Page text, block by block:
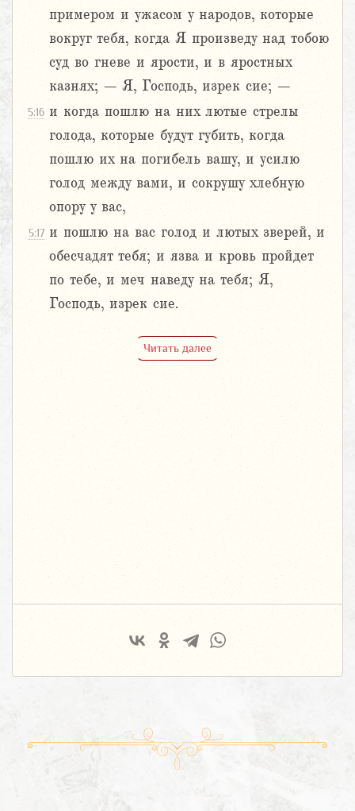
примером и ужасом у народов, которые
вокруг тебя, когда Я произведу над тобою
суд во гневе и ярости, и в яростных
казнях; – Я, Господь, изрек сие; –
5:16 и когда пошлю на них лютые стрелы
голода, которые будут губить, когда
пошлю их на погибель вашу, и усилю
голод между вами, и сокрушу хлебную
опору у вас,
5:17 и пошлю на вас голод и лютых зверей, и
обесчадят тебя; и язва и кровь пройдет
по тебе, и меч наведу на тебя; Я,
Господь, изрек сие.
Читать далее